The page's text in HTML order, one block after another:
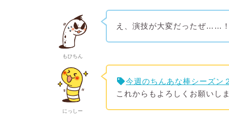
もひちん
え、演技が大変だったぜ……！
にっしー
今週のちんあな棒シーズン
これからもよろしくお願いし